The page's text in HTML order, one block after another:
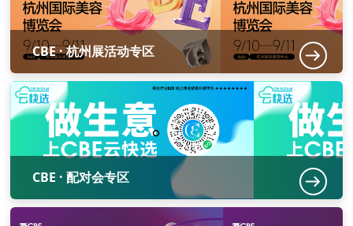
CBE · 杭州展活动专区
CBE · 配对会专区